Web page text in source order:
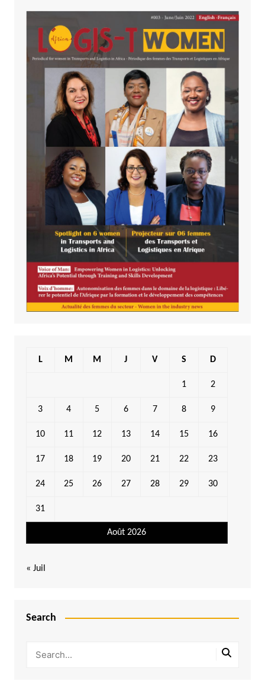
Août 2026
L M M J V S D
1 2
3 4 5 6 7 8 9
10 11 12 13 14 15 16
17 18 19 20 21 22 23
24 25 26 27 28 29 30
31
« Juil
Search